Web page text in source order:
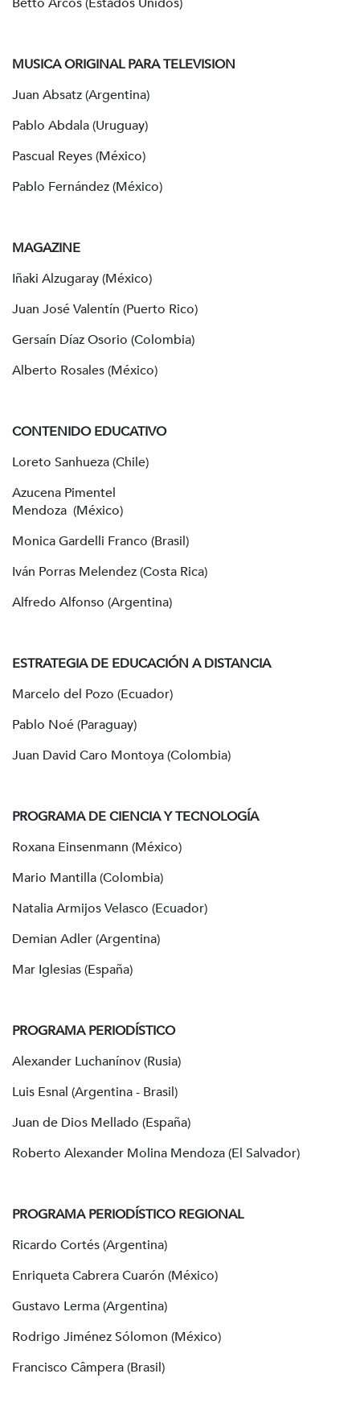
MUSICA ORIGINAL PARA TELEVISION
Juan Absatz (Argentina)
Pablo Abdala (Uruguay)
Pascual Reyes (México)
Pablo Fernández (México)
MAGAZINE
Iñaki Alzugaray (México)
Juan José Valentín (Puerto Rico)
Gersaín Díaz Osorio (Colombia)
Alberto Rosales (México)
CONTENIDO EDUCATIVO
Loreto Sanhueza (Chile)
Azucena Pimentel
Mendoza
Monica Gardelli Franco (Brasil)
Iván Porras Melendez (Costa Rica)
Alfredo Alfonso (Argentina)
ESTRATEGIA DE EDUCACIÓN A DISTANCIA
Marcelo del Pozo (Ecuador)
Pablo Noé (Paraguay)
Juan David Caro Montoya (Colombia)
PROGRAMA DE CIENCIA Y TECNOLOGÍA
Roxana Einsenmann (México)
Mario Mantilla (Colombia)
Natalia Armijos Velasco (Ecuador)
Demian Adler (Argentina)
Mar Iglesias (España)
PROGRAMA PERIODÍSTICO
Alexander Luchanínov (Rusia)
Luis Esnal (Argentina - Brasil)
Juan de Dios Mellado (España)
Roberto Alexander Molina Mendoza (El Salvador)
PROGRAMA PERIODÍSTICO REGIONAL
Ricardo Cortés (Argentina)
Enriqueta Cabrera Cuarón (México)
Gustavo Lerma (Argentina)
Rodrigo Jiménez Sólomon (México)
Francisco Câmpera (Brasil)